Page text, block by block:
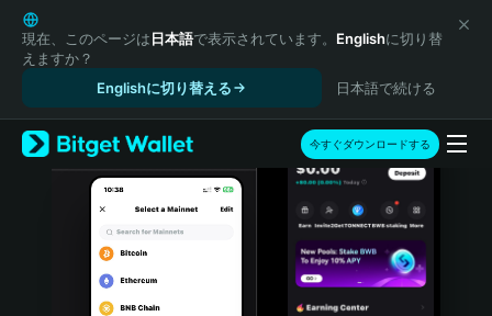
English
日本語
Tiếng Việt
Español (Latinoamérica)
Türkçe
Italiano
Português (Portugal)
現在、このページは日本語で表示されています。 Englishに切り替
えますか？
Englishに切り替える
日本語で続ける
今すぐダウンロードする